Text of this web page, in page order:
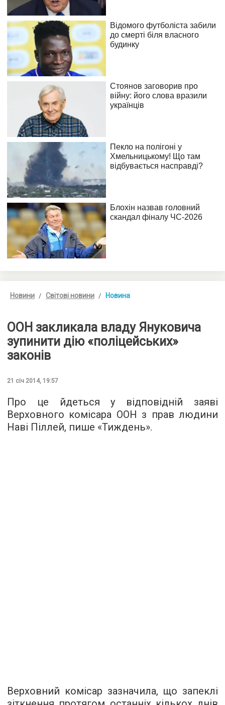
Новини Світові новини Новина
ООН закликала владу Януковича
зупинити дію «поліцейських»
законів
21 січ 2014, 19:57
Про це йдеться у відповідній заяві
Верховного комісара ООН з прав людини
Наві Піллей, пише «Тиждень».
Верховний комісар зазначила, що запеклі